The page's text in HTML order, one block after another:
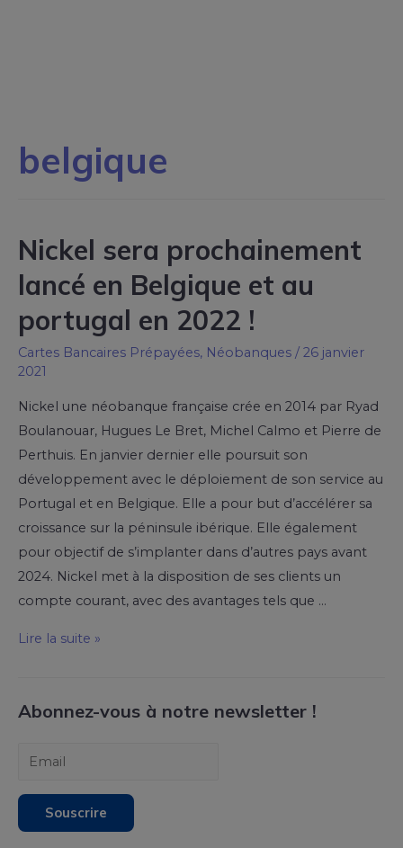
belgique
Nickel sera prochainement
lancé en Belgique et au
portugal en 2022 !
Cartes Bancaires Prépayées, Néobanques / 26 janvier
2021
Nickel une néobanque française crée en 2014 par Ryad
Boulanouar, Hugues Le Bret, Michel Calmo et Pierre de
Perthuis. En janvier dernier elle poursuit son
développement avec le déploiement de son service au
Portugal et en Belgique. Elle a pour but d’accélérer sa
croissance sur la péninsule ibérique. Elle également
pour objectif de s’implanter dans d’autres pays avant
2024. Nickel met à la disposition de ses clients un
compte courant, avec des avantages tels que …
Lire la suite »
Abonnez-vous à notre newsletter !